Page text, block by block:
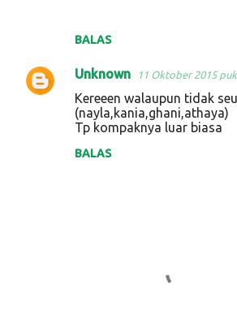
BALAS
Unknown 11 Oktober 2015
Kereeen walaupun tidak
(nayla,kania,ghani,athaya)
Tp kompaknya luar biasa
BALAS